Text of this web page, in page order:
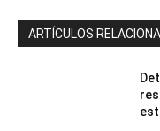
ARTÍCULOS